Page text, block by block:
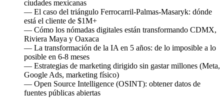
ciudades mexicanas
— El caso del triángulo Ferrocarril-Palmas-Masaryk: dónde
está el cliente de $1M+
— Cómo los nómadas digitales están transformando CDMX,
Riviera Maya y Oaxaca
— La transformación de la IA en 5 años: de lo imposible a lo
posible en 6-8 meses
— Estrategias de marketing dirigido sin gastar millones (Meta,
Google Ads, marketing físico)
— Open Source Intelligence (OSINT): obtener datos de
fuentes públicas abiertas